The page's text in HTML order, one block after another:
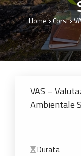
Home Corsi
VAS –
Ambientale
Durata